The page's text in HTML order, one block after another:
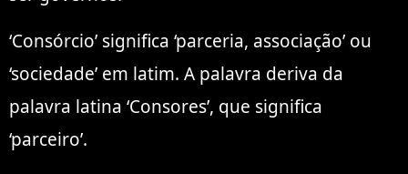
‘Consórcio’ significa ‘parceria, associação’ ou
‘sociedade’ em latim. A palavra deriva da
palavra latina ‘Consores’, que significa
‘parceiro’.